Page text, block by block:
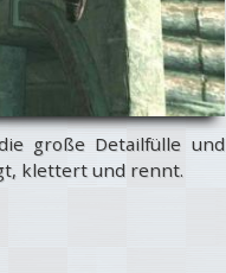
große Detailfülle und
klettert und rennt.